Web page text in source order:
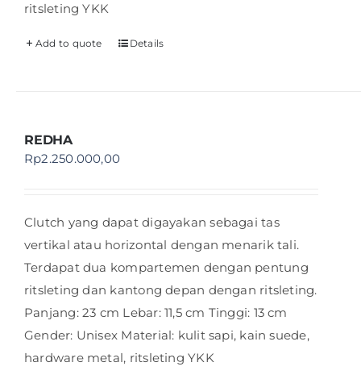
ritsleting YKK
Add to quote Details
REDHA
Rp2.250.000,00
Clutch yang dapat digayakan sebagai tas
vertikal atau horizontal dengan menarik tali.
Terdapat dua kompartemen dengan pentung
ritsleting dan kantong depan dengan ritsleting.
Panjang: 23 cm Lebar: 11,5 cm Tinggi: 13 cm
Gender: Unisex Material: kulit sapi, kain suede,
hardware metal, ritsleting YKK